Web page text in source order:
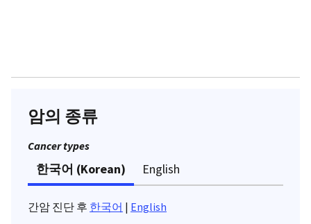
암의 종류
Cancer types
한국어 (Korean) English
간암 진단 후 한국어 | English